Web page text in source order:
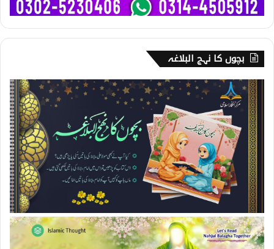
بچوں کا نہج البلاغہ